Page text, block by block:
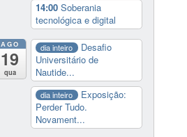
14:00 Soberania
tecnológica e digital
AGO
19
qua
dia inteiro
Desafio
Universitário de
Nautide...
dia inteiro
Exposição:
Perder Tudo.
Novament...